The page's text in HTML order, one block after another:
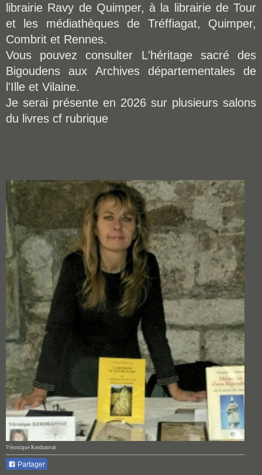
librairie Ravy de Quimper, à la librairie de Tour
et les médiathèques de Tréffiagat, Quimper,
Combrit et Rennes.
Vous pouvez consulter L'héritage sacré des
Bigoudens aux Archives départementales de
l'Ille et Vilaine.
Je serai présente en 2026 sur plusieurs salons
du livres cf rubrique
Véronique Kerdranvat
Partager